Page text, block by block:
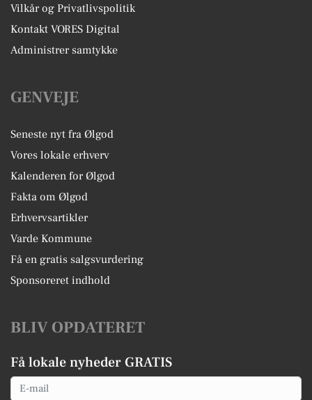
Vilkår og Privatlivspolitik
Kontakt VORES Digital
Administrer samtykke
GENVEJE
Seneste nyt fra Ølgod
Vores lokale erhverv
Kalenderen for Ølgod
Fakta om Ølgod
Erhvervsartikler
Varde Kommune
Få en gratis salgsvurdering
Sponsoreret indhold
BLIV OPDATERET
Få lokale nyheder GRATIS
Email